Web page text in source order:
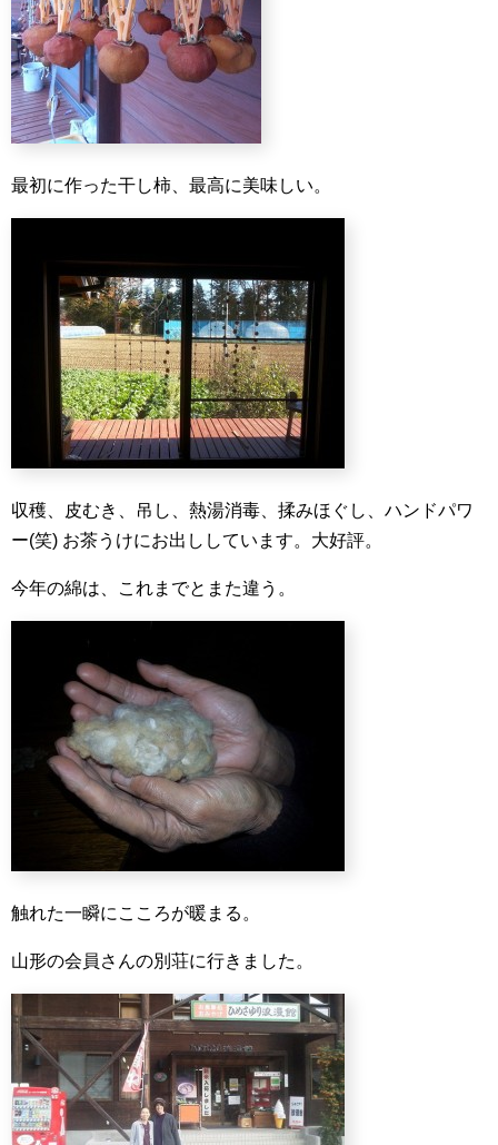
最初に作った干し柿、最高に美味しい。
収穫、皮むき、吊し、熱湯消毒、揉みほぐし、ハンドパワ
ー(笑) お茶うけにお出ししています。大好評。
今年の綿は、これまでとまた違う。
触れた一瞬にこころが暖まる。
山形の会員さんの別荘に行きました。